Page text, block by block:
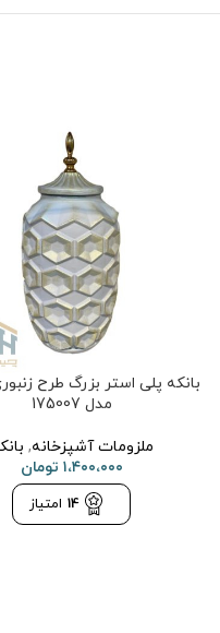
بانکه پلی استر بزرگ طرح
مدل 175007
ملزومات آشپزخانه,
۱،۴۰۰،۰۰۰ تومان
14 امتیاز